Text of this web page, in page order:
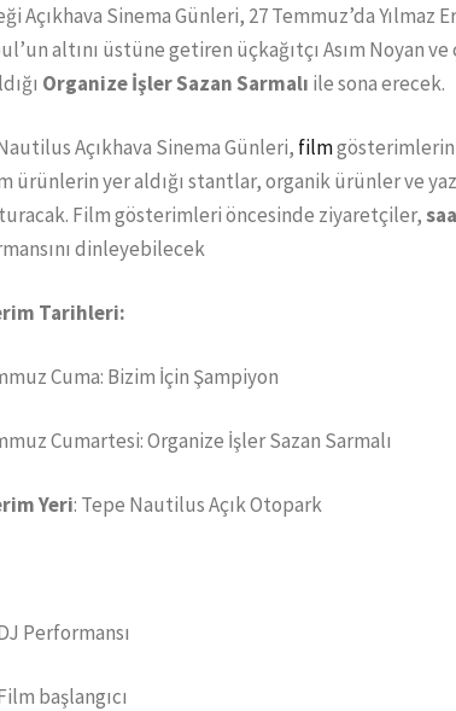
Açıkhava Sinema Günleri, 27 Temmuz’da Yılmaz
altını üstüne getiren üçkağıtçı Asım Noyan
Organize İşler Sazan Sarmalı ile sona erecek.
Açıkhava Sinema Günleri, film
ürünlerin yer aldığı stantlar, organik ürünler ve
Film gösterimleri öncesinde ziyaretçiler,
dinleyebilecek
Tarihleri:
Cuma: Bizim İçin Şampiyon
Cumartesi: Organize İşler Sazan Sarmalı
Yeri: Tepe Nautilus Açık Otopark
Performansı
başlangıcı